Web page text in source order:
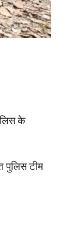
के
पुलिस टीम